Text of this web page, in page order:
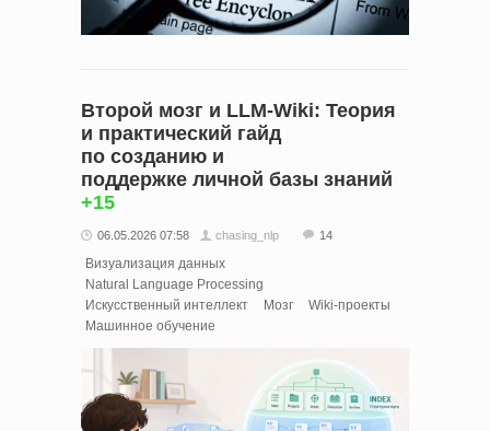
Второй мозг и LLM‑Wiki: Теория
и практический гайд
по созданию и
поддержке личной базы знаний
+15
06.05.2026 07:58 chasing_nlp 14
Визуализация данных
Natural Language Processing
Искусственный интеллект
Мозг
Wiki-проекты
Машинное обучение